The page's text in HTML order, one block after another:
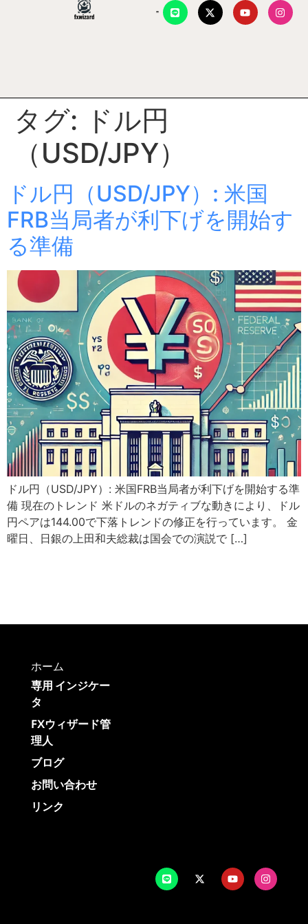
タグ: ドル円
（USD/JPY）
ドル円（USD/JPY）: 米国
FRB当局者が利下げを開始す
る準備
ドル円（USD/JPY）: 米国FRB当局者が利下げを開始する準
備 現在のトレンド 米ドルのネガティブな動きにより、ドル
円ペアは144.00で下落トレンドの修正を行っています。 金
曜日、日銀の上田和夫総裁は国会での演説で […]
ホーム
専用 インジケー
タ
FXウィザード管
理人
ブログ
お問い合わせ
リンク